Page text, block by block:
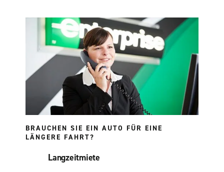
BRAUCHEN SIE EIN AUTO FÜR EINE
LÄNGERE FAHRT?
Langzeitmiete